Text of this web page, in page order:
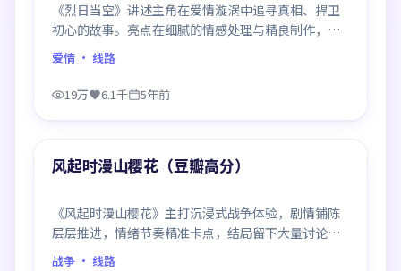
《烈日当空》讲述主角在爱情漩涡中追寻真相、捍卫
初心的故事。亮点在细腻的情感处理与精良制作，感
情戏与动作戏比例平衡，节奏舒服。
爱情 · 线路
19万 6.1千 5年前
精选
风起时漫山樱花（豆瓣高分）
《风起时漫山樱花》主打沉浸式战争体验，剧情铺陈
层层推进，情绪节奏精准卡点，结局留下大量讨论空
间，适合喜欢慢热好戏的观众。
战争 · 线路